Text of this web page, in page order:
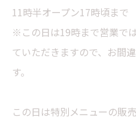
11時半オープン17時頃まで
※この日は19時まで営業で
ていただきますので、お間
す。
この日は特別メニューの販売